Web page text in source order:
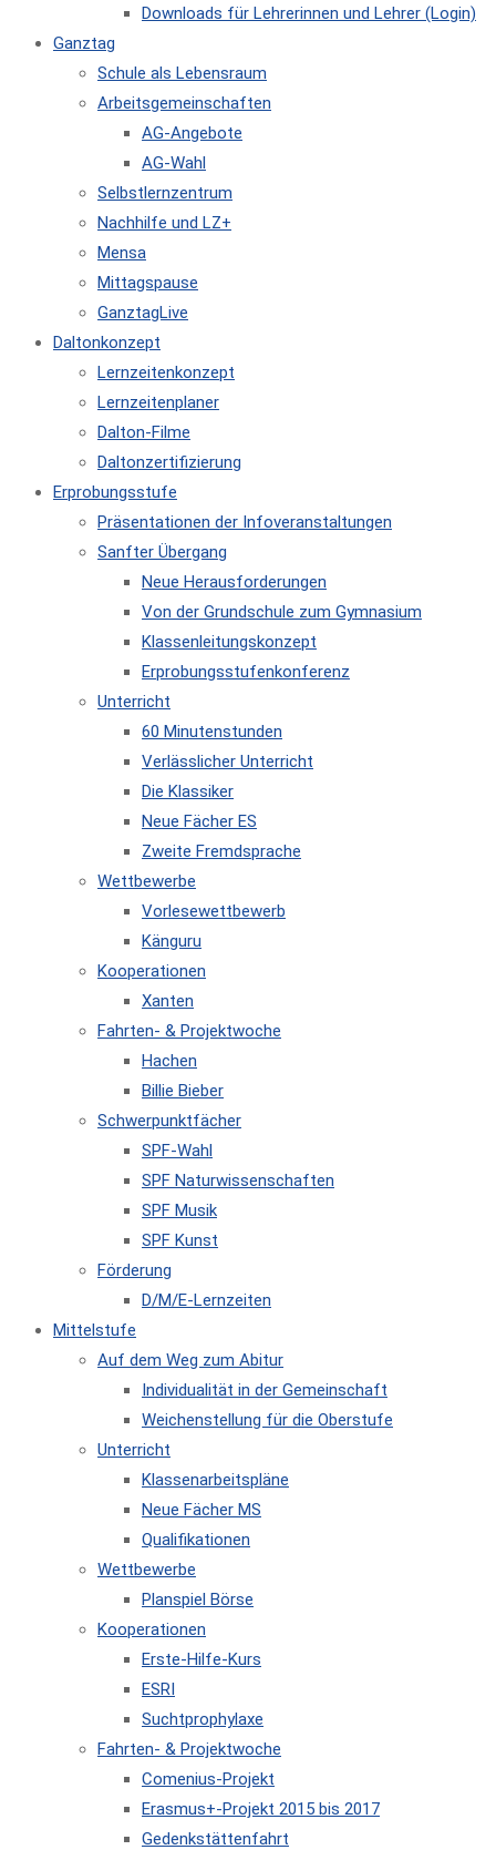
Downloads für Lehrerinnen und Lehrer (Login)
Ganztag
Schule als Lebensraum
Arbeitsgemeinschaften
AG-Angebote
AG-Wahl
Selbstlernzentrum
Nachhilfe und LZ+
Mensa
Mittagspause
GanztagLive
Daltonkonzept
Lernzeitenkonzept
Lernzeitenplaner
Dalton-Filme
Daltonzertifizierung
Erprobungsstufe
Präsentationen der Infoveranstaltungen
Sanfter Übergang
Neue Herausforderungen
Von der Grundschule zum Gymnasium
Klassenleitungskonzept
Erprobungsstufenkonferenz
Unterricht
60 Minutenstunden
Verlässlicher Unterricht
Die Klassiker
Neue Fächer ES
Zweite Fremdsprache
Wettbewerbe
Vorlesewettbewerb
Känguru
Kooperationen
Xanten
Fahrten- & Projektwoche
Hachen
Billie Bieber
Schwerpunktfächer
SPF-Wahl
SPF Naturwissenschaften
SPF Musik
SPF Kunst
Förderung
D/M/E-Lernzeiten
Mittelstufe
Auf dem Weg zum Abitur
Individualität in der Gemeinschaft
Weichenstellung für die Oberstufe
Unterricht
Klassenarbeitspläne
Neue Fächer MS
Qualifikationen
Wettbewerbe
Planspiel Börse
Kooperationen
Erste-Hilfe-Kurs
ESRI
Suchtprophylaxe
Fahrten- & Projektwoche
Comenius-Projekt
Erasmus+-Projekt 2015 bis 2017
Gedenkstättenfahrt